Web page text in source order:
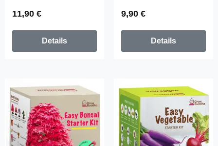
Bonsa-Bäumen
Regulärer Preis:
11,90 €
Details
Regulärer Preis:
9,90 €
Details